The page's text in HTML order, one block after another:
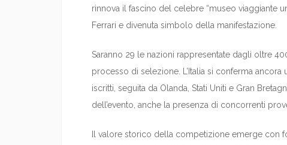
rinnova il fascino del celebre “museo viaggiante
Ferrari e divenuta simbolo della manifestazione.
Saranno 29 le nazioni rappresentate dagli oltre
processo di selezione. L’Italia si conferma
iscritti, seguita da Olanda, Stati Uniti e Gran
dell’evento, anche la presenza di concorrenti
Il valore storico della competizione emerge con